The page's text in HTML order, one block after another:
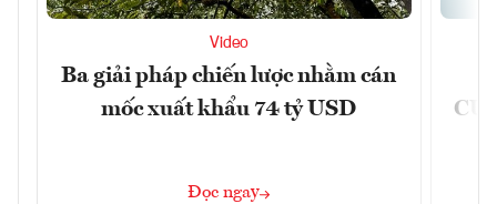
Video
Ba giải pháp chiến lược nhằm cán
mốc xuất khẩu 74 tỷ USD
Đọc ngay